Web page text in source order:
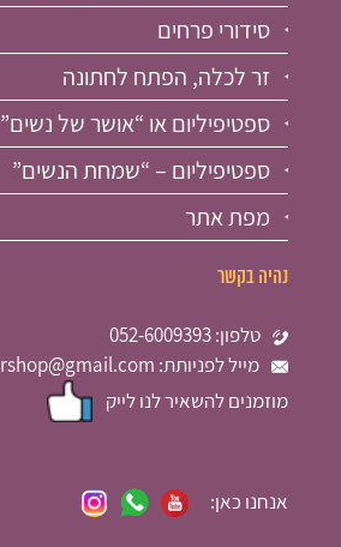
סידורי פרחים
זר לכלה, הפתח לחתונה
ספטיפיליום או “אושר של נשים”
ספטיפיליום – “שמחת הנשים”
מפת אתר
נהיה בקשר
טלפון: 052-6009393
מייל לפניותת: etiflowershop@gmail.com
מוזמנים להשאיר לנו לייק
אנחנו כאן: